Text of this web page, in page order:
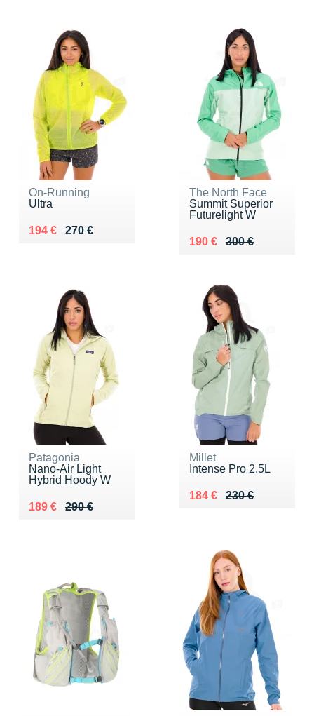
On-Running
Ultra
270 €
Au lieu de 270 €
194 €
Vendu 194 €
The North Face
Summit Superior
Futurelight W
300 €
Au lieu de 300 €
190 €
Vendu 190 €
Patagonia
Nano-Air Light
Hybrid Hoody W
290 €
Au lieu de 290 €
189 €
Vendu 189 €
Millet
Intense Pro 2.5L
230 €
Au lieu de 230 €
184 €
Vendu 184 €